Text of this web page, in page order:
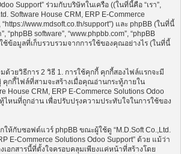
o
n
Support” ร่วมกับบริษัทในเครือ ((ในที่นี้คือ “เรา”,
Software House CRM, ERP E-Commerce
www.mdsoft.co.th/support”) และ phpBB (ในที่นี้
“phpBB software”, “www.phpbb.com”, “phpBB
ใช้ข้อมูลที่เก็บรวบรวมจากการใช้ของคุณอย่างไร (ในที่นี้
วยวิธีการ 2 วิธี 1. การใช้คุกกี้ คุกกี้สองไฟล์แรกจะมี
คุกกี้ไฟล์ที่สามจะสร้างเมื่อคุณอ่านกระทู้ภายใน
House CRM, ERP E-Commerce Solutions Odoo
ทู้ไหนที่ถูกอ่าน เพื่อปรับปรุงความประทับใจในการใช้ของ
ให้กับซอฟต์แวร์ phpBB ขณะผู้ใช้ดู “M.D.Soft Co.,Ltd.
E-Commerce Solutions Odoo Support” ด้วย แม้ว่า
เอกสารนี้ที่ตั้งใจครอบคลุมเพียงแค่หน้าที่สร้างโดย